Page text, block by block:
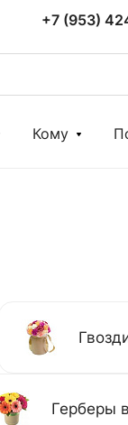
+7 (953)
Кому
Герберы